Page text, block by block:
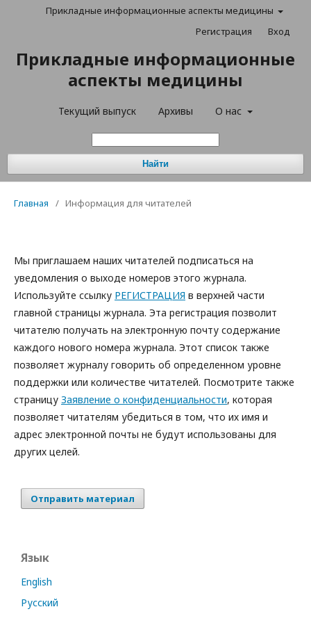
Прикладные информационные
аспекты медицины
Текущий выпуск Архивы О нас
Найти
Прикладные информационные аспекты медицины
Регистрация
Вход
Главная / Информация для читателей
Мы приглашаем наших читателей подписаться на
уведомления о выходе номеров этого журнала.
Используйте ссылку РЕГИСТРАЦИЯ в верхней части
главной страницы журнала. Эта регистрация позволит
читателю получать на электронную почту содержание
каждого нового номера журнала. Этот список также
позволяет журналу говорить об определенном уровне
поддержки или количестве читателей. Посмотрите также
страницу Заявление о конфиденциальности, которая
позволяет читателям убедиться в том, что их имя и
адрес электронной почты не будут использованы для
других целей.
Отправить материал
Язык
English
Русский